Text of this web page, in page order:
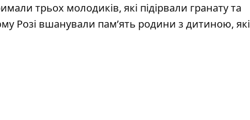
трьох молодиків, які підірвали гранату та
Розі вшанували пам’ять родини з дитиною, які